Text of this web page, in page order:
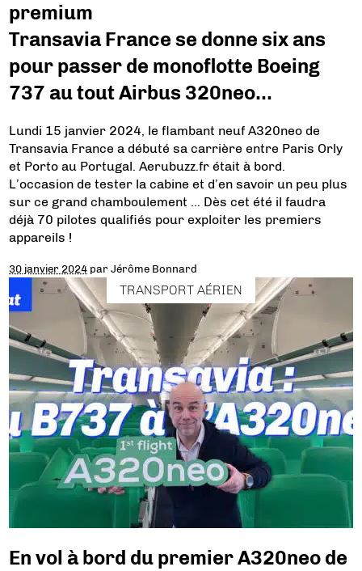
premium
Transavia France se donne six ans
pour passer de monoflotte Boeing
737 au tout Airbus 320neo…
Lundi 15 janvier 2024, le flambant neuf A320neo de
Transavia France a débuté sa carrière entre Paris Orly
et Porto au Portugal. Aerubuzz.fr était à bord.
L’occasion de tester la cabine et d’en savoir un peu plus
sur ce grand chamboulement … Dès cet été il faudra
déjà 70 pilotes qualifiés pour exploiter les premiers
appareils !
30 janvier 2024 parJérôme Bonnard
TRANSPORT AÉRIEN
En vol à bord du premier A320neo de